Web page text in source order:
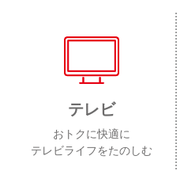
テレビ
おトクに快適に
テレビライフをたのしむ